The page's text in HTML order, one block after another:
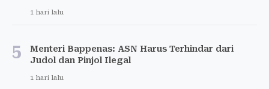
1 hari lalu
5
Menteri Bappenas: ASN Harus Terhindar dari
Judol dan Pinjol Ilegal
1 hari lalu